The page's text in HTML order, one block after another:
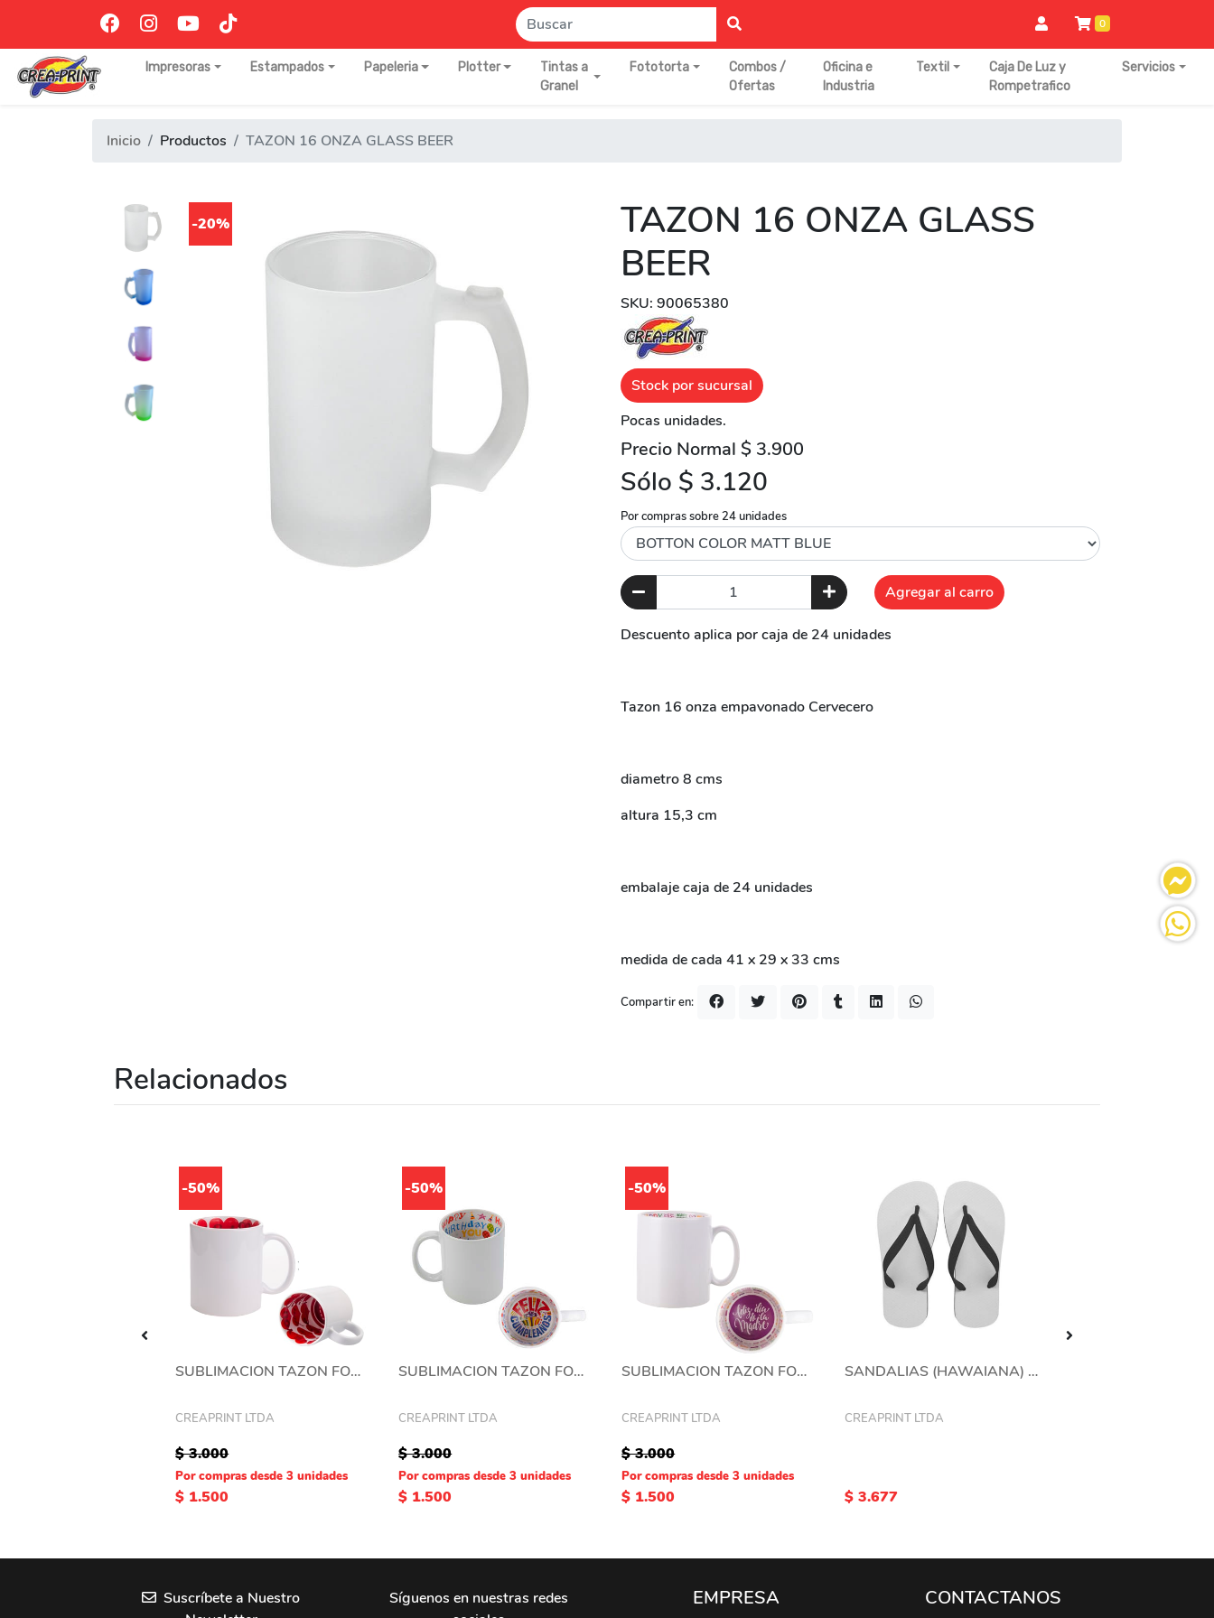
0
Impresoras Estampados Papeleria Plotter
Tintas a
Granel
Fototorta
Combos /
Ofertas
Oficina e
Industria
Textil
Caja De Luz y
Rompetrafico
Servicios
Inicio Productos TAZON 16 ONZA GLASS BEER
-20%
TAZON 16 ONZA GLASS
BEER
SKU: 90065380
Stock por sucursal
Pocas unidades.
Precio Normal $ 3.900
Sólo $ 3.120
Por compras sobre 24 unidades
Agregar al carro
Descuento aplica por caja de 24 unidades
Tazon 16 onza empavonado Cervecero
diametro 8 cms
altura 15,3 cm
embalaje caja de 24 unidades
medida de cada 41 x 29 x 33 cms
Compartir en:
Relacionados
-50%
SUBLIMACION TAZON FONDO IMAGEN AMOR 11 OZ
CREAPRINT LTDA
$ 3.000
Por compras desde 3 unidades
$ 1.500
-50%
SUBLIMACION TAZON FONDO IMAGEN 11 OZ FELIZ CUMPLEAÑO
CREAPRINT LTDA
$ 3.000
Por compras desde 3 unidades
$ 1.500
-50%
SUBLIMACION TAZON FONDO IMAGEN 11 OZ DIA DE LAS MADRE
CREAPRINT LTDA
$ 3.000
Por compras desde 3 unidades
$ 1.500
SANDALIAS (HAWAIANA) PLAYERA NIÑO TALLA L 34/35
CREAPRINT LTDA
$ 3.677
Suscríbete a Nuestro
Síguenos en nuestras redes
EMPRESA CONTACTANOS